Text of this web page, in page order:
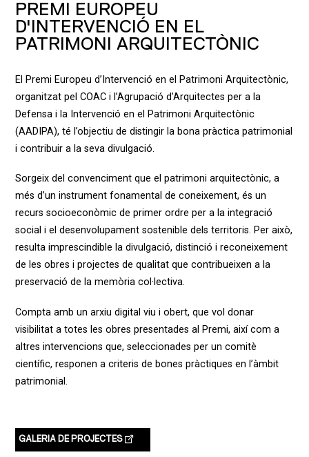
PREMI EUROPEU
D'INTERVENCIÓ EN EL
PATRIMONI ARQUITECTÒNIC
El Premi Europeu d’Intervenció en el Patrimoni Arquitectònic,
organitzat pel COAC i l’Agrupació d’Arquitectes per a la
Defensa i la Intervenció en el Patrimoni Arquitectònic
(AADIPA), té l’objectiu de distingir la bona pràctica patrimonial
i contribuir a la seva divulgació.
Sorgeix del convenciment que el patrimoni arquitectònic, a
més d’un instrument fonamental de coneixement, és un
recurs socioeconòmic de primer ordre per a la integració
social i el desenvolupament sostenible dels territoris. Per això,
resulta imprescindible la divulgació, distinció i reconeixement
de les obres i projectes de qualitat que contribueixen a la
preservació de la memòria col·lectiva.
Compta amb un arxiu digital viu i obert, que vol donar
visibilitat a totes les obres presentades al Premi, així com a
altres intervencions que, seleccionades per un comitè
científic, responen a criteris de bones pràctiques en l’àmbit
patrimonial.
GALERIA DE PROJECTES